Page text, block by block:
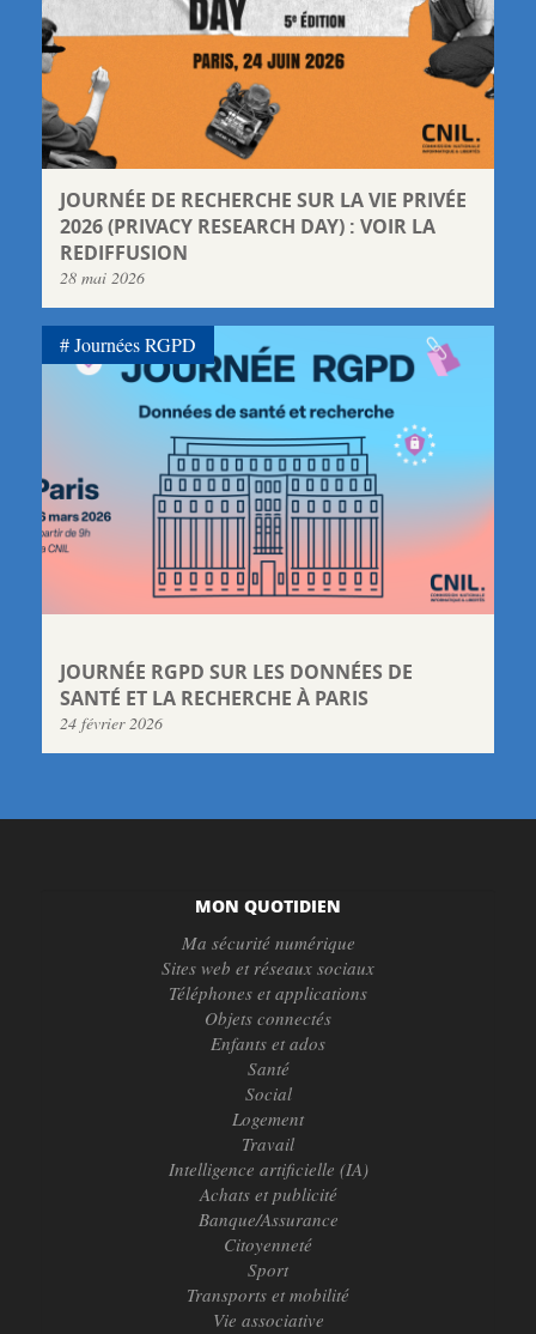
JOURNÉE DE RECHERCHE SUR LA VIE PRIVÉE
2026 (PRIVACY RESEARCH DAY) : VOIR LA
REDIFFUSION
28 mai 2026
JOURNÉE RGPD SUR LES DONNÉES DE
SANTÉ ET LA RECHERCHE À PARIS
24 février 2026
Journées RGPD
MON QUOTIDIEN
Ma sécurité numérique
Sites web et réseaux sociaux
Téléphones et applications
Objets connectés
Enfants et ados
Santé
Social
Logement
Travail
Intelligence artificielle (IA)
Achats et publicité
Banque/Assurance
Citoyenneté
Sport
Transports et mobilité
Vie associative